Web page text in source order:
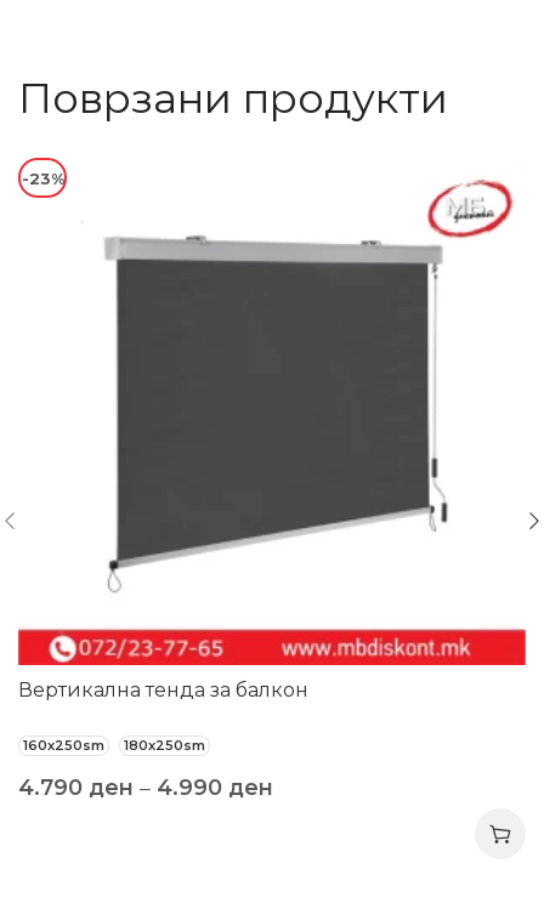
Поврзани продукти
-23%
Вертикална тенда за балкон
160x250sm 180x250sm
4.790 ден – 4.990 ден